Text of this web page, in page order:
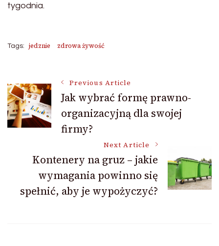
tygodnia.
Tags: jedznie zdrowa żywość
Post
Navigation
Previous Article
Jak wybrać formę prawno-
organizacyjną dla swojej
firmy?
Next Article
Kontenery na gruz – jakie
wymagania powinno się
spełnić, aby je wypożyczyć?